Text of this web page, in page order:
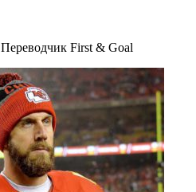
Переводчик First & Goal